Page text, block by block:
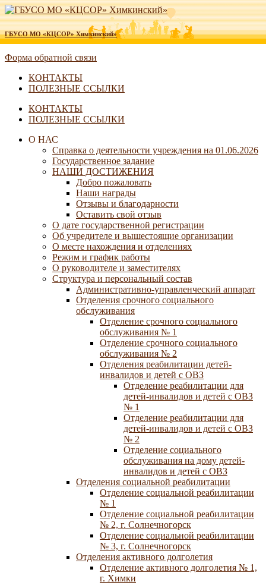
ГБУСО МО «КЦСОР» Химкинский»
Форма обратной связи
КОНТАКТЫ
ПОЛЕЗНЫЕ ССЫЛКИ
КОНТАКТЫ
ПОЛЕЗНЫЕ ССЫЛКИ
О НАС
Справка о деятельности учреждения на 01.06.2026
Государственное задание
НАШИ ДОСТИЖЕНИЯ
Добро пожаловать
Наши награды
Отзывы и благодарности
Оставить свой отзыв
О дате государственной регистрации
Об учредителе и вышестоящие организации
О месте нахождения и отделениях
Режим и график работы
О руководителе и заместителях
Структура и персональный состав
Административно-управленческий аппарат
Отделения срочного социального
обслуживания
Отделение срочного социального
обслуживания № 1
Отделение срочного социального
обслуживания № 2
Отделения реабилитации детей-
инвалидов и детей с ОВЗ
Отделение реабилитации для
детей-инвалидов и детей с ОВЗ
№ 1
Отделение реабилитации для
детей-инвалидов и детей с ОВЗ
№ 2
Отделение социального
обслуживания на дому детей-
инвалидов и детей с ОВЗ
Отделения социальной реабилитации
Отделение социальной реабилитации
№ 1
Отделение социальной реабилитации
№ 2, г. Солнечногорск
Отделение социальной реабилитации
№ 3, г. Солнечногорск
Отделения активного долголетия
Отделение активного долголетия № 1,
г. Химки